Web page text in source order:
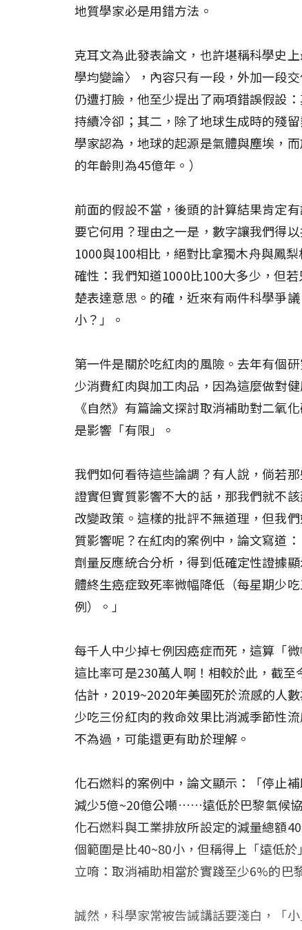
地質學家必是用錯方法。
克耳文為此發表論文，也許堪稱科學史
學均變論〉，內容只有一段，外加一段
仍遭打臉，他至少提出了兩項錯誤假設
持續冷卻；其二，除了地球生成時的殘
學家認為，地球的起源是氣體與塵埃，
的年齡則為45億年。）
前面的假設不當，後頭的計算結果肯定
要它何用？理由之一是，數字讓我們得
1000與100相比，絕對比拿獨木舟與鳳
確性：我們知道1000比100大多少，但
楚表達意思。的確，近來有兩件科學爭
小？」。
第一件是關於吃紅肉的風險。去年有個
少消費紅肉與加工肉品，因為這麼做對
《自然》有篇論文探討取消補助對二氧
是影響「有限」。
我們如何看待這些論調？有人說，倘若
證實但實質影響不大的話，那我們就不
改變政策。這樣的批評不無道理，但我
質影響呢？在紅肉的案例中，論文寫道
劑量反應統合分析，得到低確定性證據
體終生癌症致死率微幅降低（每星期少
例）。」
每千人中少掉七例因癌症而死，這算「
這比率可是230萬人啊！相較於此，截
估計，2019~2020年美國死於流感的人
少吃三份紅肉的救命效果比消滅季節性
不為過，可能還更有助於理解。
化石燃料的案例中，論文顯示：「停止
減少5億~20億公噸……遠低於巴黎氣候
化石燃料與工業排放所設定的減量總額
個範圍是比40~80小，但稱得上「遠低
立唷：取消補助相當於實踐至少6%的巴
誠然，科學家常被告誡講話要淺白，「